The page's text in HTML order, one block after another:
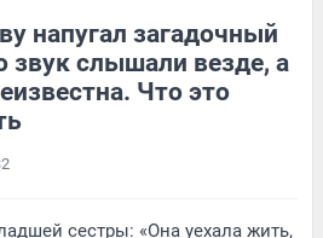
напугал загадочный
звук слышали везде, а
Что это
сестры: «Она уехала жить,